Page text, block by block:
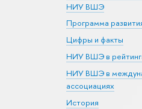
НИУ ВШЭ
Программа
Цифры и факты
НИУ ВШЭ в
НИУ ВШЭ в
ассоциациях
История